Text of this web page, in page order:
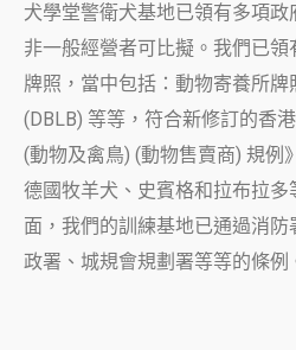
犬學堂警衛犬基地已領有多項政
非一般經營者可比擬。我們已
牌照，當中包括：動物寄養所
(DBLB) 等等，符合新修訂的香
(動物及禽鳥) (動物售賣商) 規例
德國牧羊犬、史賓格和拉布拉
面，我們的訓練基地已通過消
政署、城規會規劃署等等的條例